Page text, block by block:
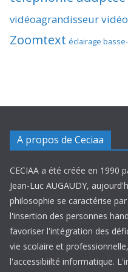
vidéoagrandisseur
Zoomtext éclairage
A propos de Ceciaa
CECIAA a été créée en 1990
Jean-Luc AUGAUDY,
philosophie se caractérise
l'insertion des personnes
favoriser l'intégration des
vie scolaire et
l'accessibiilté informatique.